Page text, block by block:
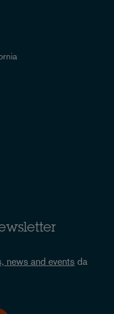
news and events da